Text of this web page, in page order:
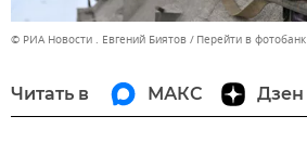
© РИА Новости . Евгений Биятов Перейти в фотобанк
Читать в МАКС Дзен